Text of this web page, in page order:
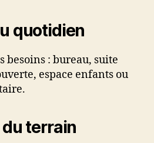
quotidien
besoins : bureau, suite
espace enfants ou
terrain